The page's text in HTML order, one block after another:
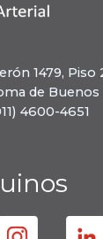
1479, Piso
de
4600-4651